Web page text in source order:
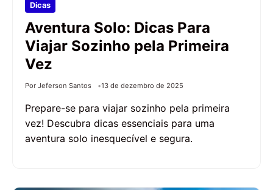
Dicas
Aventura Solo: Dicas Para
Viajar Sozinho pela Primeira
Vez
Por Jeferson Santos 13 de dezembro de 2025
Prepare-se para viajar sozinho pela primeira
vez! Descubra dicas essenciais para uma
aventura solo inesquecível e segura.